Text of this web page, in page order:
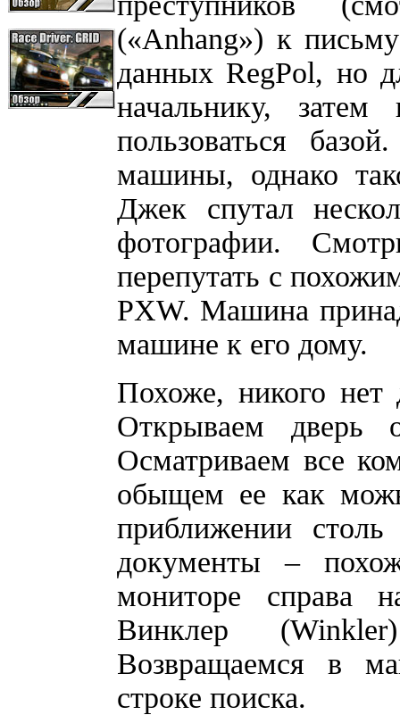
(«Anhang») к
данных RegPol, но
начальнику,
пользоваться
машины, однако
Джек спутал
фотографии.
перепутать с
PXW. Машина
машине к его дому.
Похоже, никого
Открываем дверь
Осматриваем все
обыщем ее как
приближении
документы –
мониторе справа
Винклер
Возвращаемся в
строке поиска.